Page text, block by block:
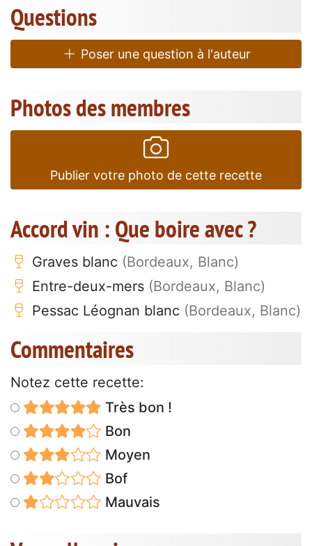
Questions
Poser une question à l'auteur
Photos des membres
Publier votre photo de cette recette
Accord vin : Que boire avec ?
Graves blanc (Bordeaux, Blanc)
Entre-deux-mers (Bordeaux, Blanc)
Pessac Léognan blanc (Bordeaux, Blanc)
Commentaires
Notez cette recette:
Très bon !
Bon
Moyen
Bof
Mauvais